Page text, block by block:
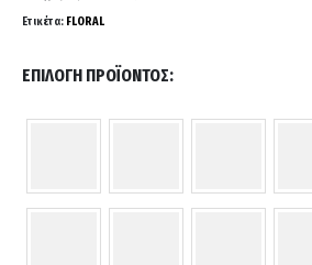
Ετικέτα: FLORAL
ΕΠΙΛΟΓΉ ΠΡΟΪΌΝΤΟΣ